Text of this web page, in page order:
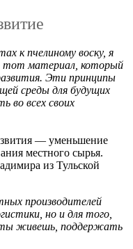
к пчелиному воску, я
тот материал, который
Эти принципы
среды для будущих
во всех своих
— уменьшение
местного сырья.
из Тульской
производителей
но и для того,
живешь, поддержать